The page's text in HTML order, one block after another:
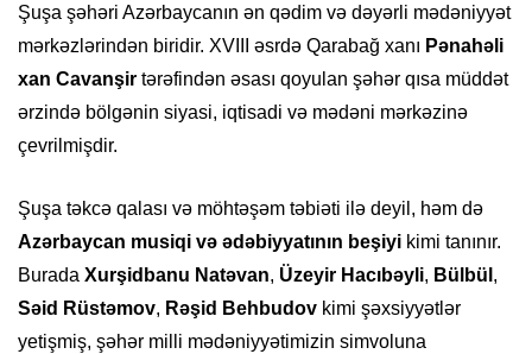
Şuşa şəhəri Azərbaycanın ən qədim və dəyərli mədəniyyət
mərkəzlərindən biridir. XVIII əsrdə Qarabağ xanı Pənahəli
xan Cavanşir tərəfindən əsası qoyulan şəhər qısa müddət
ərzində bölgənin siyasi, iqtisadi və mədəni mərkəzinə
çevrilmişdir.
Şuşa təkcə qalası və möhtəşəm təbiəti ilə deyil, həm də
Azərbaycan musiqi və ədəbiyyatının beşiyi kimi tanınır.
Burada Xurşidbanu Natəvan, Üzeyir Hacıbəyli, Bülbül ,
Səid Rüstəmov, Rəşid Behbudov kimi şəxsiyyətlər
yetişmiş, şəhər milli mədəniyyətimizin simvoluna